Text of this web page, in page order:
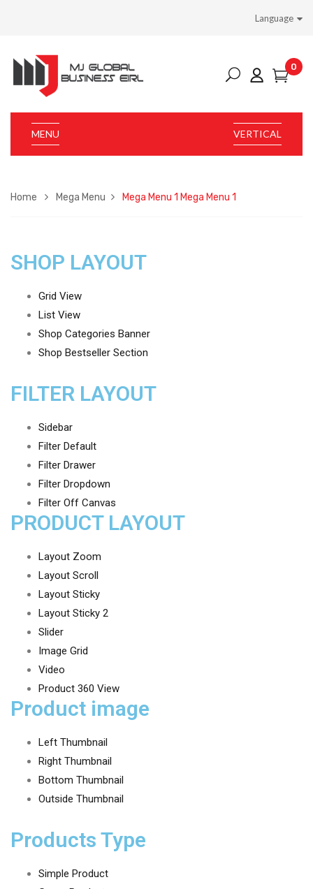
Language
0
VERTICAL
MENU
Home Mega Menu Mega Menu 1 Mega Menu 1
SHOP LAYOUT
Grid View
List View
Shop Categories Banner
Shop Bestseller Section
FILTER LAYOUT
Sidebar
Filter Default
Filter Drawer
Filter Dropdown
Filter Off Canvas
PRODUCT LAYOUT
Layout Zoom
Layout Scroll
Layout Sticky
Layout Sticky 2
Slider
Image Grid
Video
Product 360 View
Product image
Left Thumbnail
Right Thumbnail
Bottom Thumbnail
Outside Thumbnail
Products Type
Simple Product